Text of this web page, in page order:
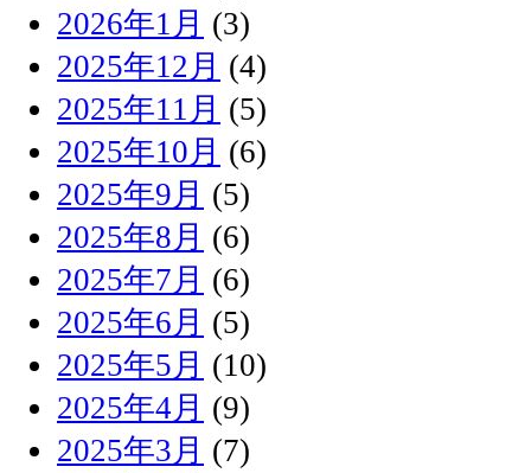
2026年1月 (3)
2025年12月 (4)
2025年11月 (5)
2025年10月 (6)
2025年9月 (5)
2025年8月 (6)
2025年7月 (6)
2025年6月 (5)
2025年5月 (10)
2025年4月 (9)
2025年3月 (7)